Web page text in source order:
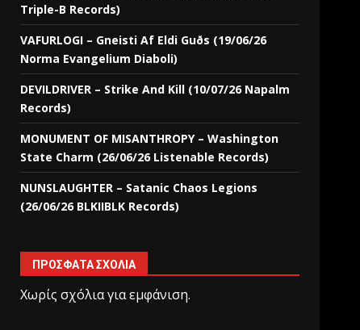
Triple-B Records)
VAFURLOGI – Gneisti Af Eldi Guðs (19/06/26
Norma Evangelium Diaboli)
DEVILDRIVER – Strike And Kill (10/07/26 Napalm
Records)
MONUMENT OF MISANTHROPY – Washington
State Charm (26/06/26 Listenable Records)
NUNSLAUGHTER – Satanic Chaos Legions
(26/06/26 BLKIIBLK Records)
ΠΡΌΣΦΑΤΑ ΣΧΌΛΙΑ
Χωρίς σχόλια για εμφάνιση.